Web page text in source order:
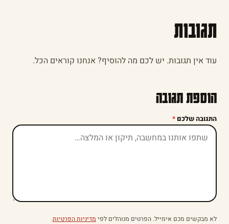
תגובות
עוד אין תגובות. יש לכם מה להוסיף? אנחנו קוראים הכל.
הוספת תגובה
התגובה שלכם *
לא מבקשים מכם אימייל. הפרטים מנוהלים לפי מדיניות הפרטיות.